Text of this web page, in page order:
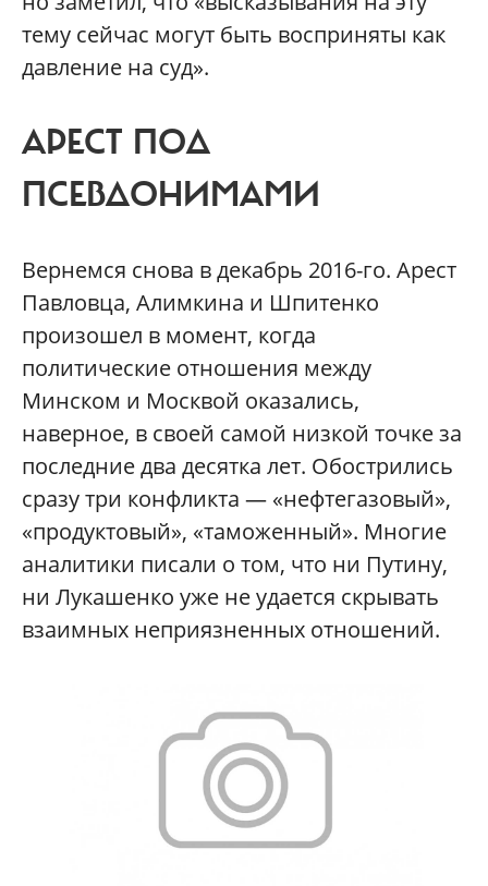
тему сейчас могут быть восприняты как
давление на суд».
АРЕСТ ПОД
ПСЕВДОНИМАМИ
Вернемся снова в декабрь 2016-го. Арест
Павловца, Алимкина и Шпитенко
произошел в момент, когда
политические отношения между
Минском и Москвой оказались,
наверное, в своей самой низкой точке за
последние два десятка лет. Обострились
сразу три конфликта — «нефтегазовый»,
«продуктовый», «таможенный». Многие
аналитики писали о том, что ни Путину,
ни Лукашенко уже не удается скрывать
взаимных неприязненных отношений.